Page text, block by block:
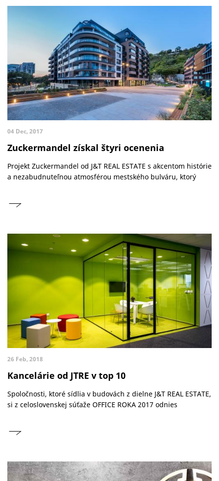
04 Dec, 2017
Zuckermandel získal štyri ocenenia
Projekt Zuckermandel od J&T REAL ESTATE s akcentom histórie
a nezabudnuteľnou atmosférou mestského bulváru, ktorý
26 Feb, 2018
Kancelárie od JTRE v top 10
Spoločnosti, ktoré sídlia v budovách z dielne J&T REAL ESTATE,
si z celoslovenskej súťaže OFFICE ROKA 2017 odnies